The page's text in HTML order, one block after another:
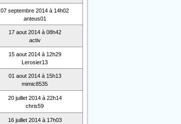
07 septembre 2014 à 14h02
anteus01
17 aout 2014 à 08h42
activ
15 aout 2014 à 12h29
Lerosier13
01 aout 2014 à 15h13
mimic8535
20 juillet 2014 à 22h14
chris59
16 juillet 2014 à 17h03